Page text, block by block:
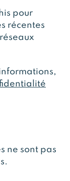
pour
récentes
ne sont pas